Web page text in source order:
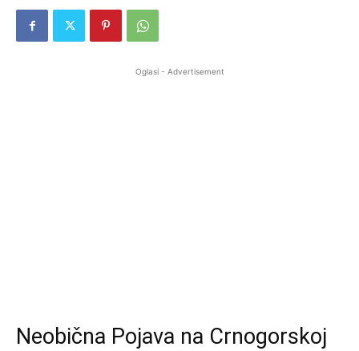
Oglasi - Advertisement
Neobična Pojava na Crnogorskoj